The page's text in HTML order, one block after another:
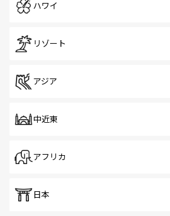
ハワイ
リゾート
アジア
中近東
アフリカ
日本